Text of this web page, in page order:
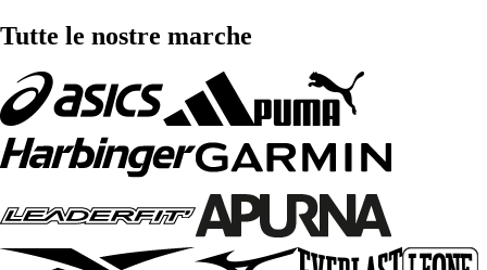
Tutte le nostre marche